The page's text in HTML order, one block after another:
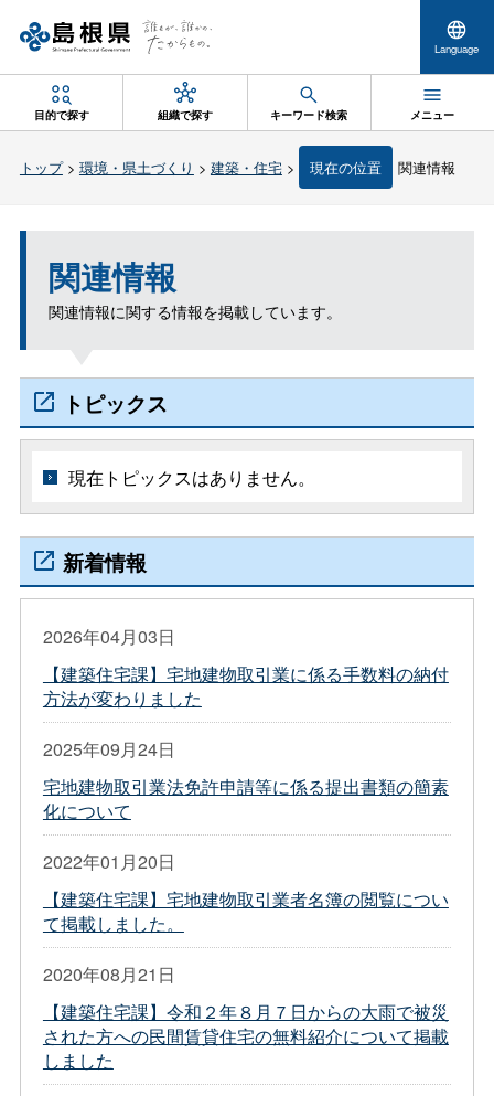
Language
目的で探す 組織で探す キーワード検索 メニュー
トップ> 環境・県土づくり > 建築・住宅> 現在の位置 関連情報
関連情報
関連情報に関する情報を掲載しています。
トピックス
現在トピックスはありません。
新着情報
2026年04月03日
【建築住宅課】宅地建物取引業に係る手数料の納付
方法が変わりました
2025年09月24日
宅地建物取引業法免許申請等に係る提出書類の簡素
化について
2022年01月20日
【建築住宅課】宅地建物取引業者名簿の閲覧につい
て掲載しました。
2020年08月21日
【建築住宅課】令和２年８月７日からの大雨で被災
された方への民間賃貸住宅の無料紹介について掲載
しました